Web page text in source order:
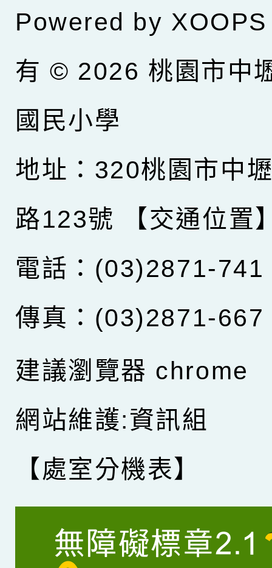
Powered by XOOPS
有 © 2026 桃園市中
國民小學
地址：320桃園市中
路123號
【交通位置
電話：(03)2871-741
傳真：(03)2871-667
建議瀏覽器 chrome
網站維護:資訊組
【處室分機表】